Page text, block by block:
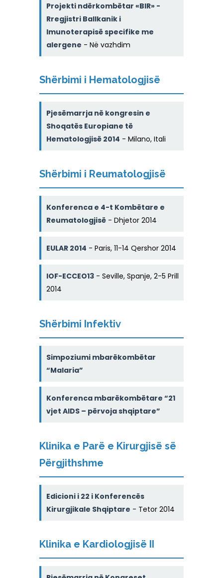
Projekti ndërkombëtar «BIR» -
Rregjistri Ballkanik i
Imunoterapisë specifike me
alergene - Në vazhdim
Shërbimi i Hematologjisë
Pjesëmarrja në kongresin e
Shoqatës Europiane të
Hematologjisë 2014 - Milano, Itali
Shërbimi i Reumatologjisë
Konferenca e 4-t Kombëtare e
Reumatologjisë - Dhjetor 2014
EULAR 2014 - Paris, 11-14 Qershor 2014
IOF-ECCEO13 - Seville, Spanje, 2-5 Prill
2014
Shërbimi Infektiv
Simpoziumi mbarëkombëtar
“Malaria”
Konferenca mbarëkombëtare “21
vjet AIDS – përvoja shqiptare”
Klinika e Parë e Kirurgjisë së
Përgjithshme
Edicioni i 22 i Konferencës
Kirurgjikale Shqiptare - Tetor 2014
Klinika e Kardiologjisë II